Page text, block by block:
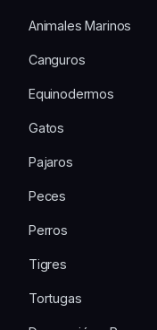
Animales Marinos
Canguros
Equinodermos
Gatos
Pajaros
Peces
Perros
Tigres
Tortugas